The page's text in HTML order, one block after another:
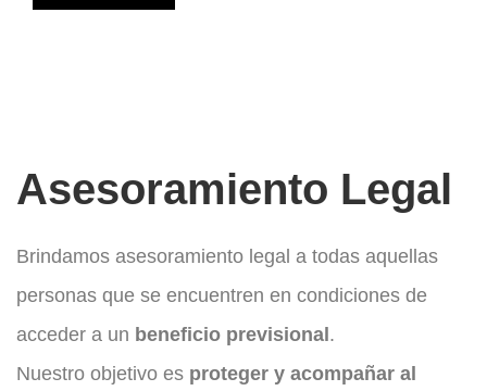
Asesoramiento Legal
Brindamos asesoramiento legal a todas aquellas
personas que se encuentren en condiciones de
acceder a un beneficio previsional .
Nuestro objetivo es proteger y acompañar al